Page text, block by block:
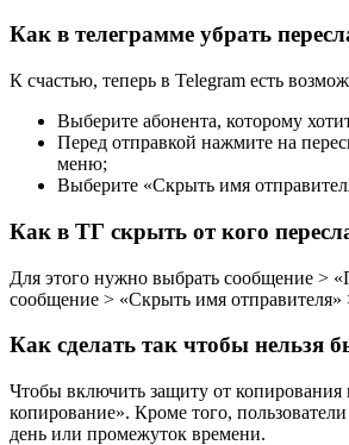
Как в телеграмме убрать
К счастью, теперь в Telegram есть
Выберите абонента, которому
Перед отправкой нажмите на
меню;
Выберите «Скрыть имя
Как в ТГ скрыть от кого
Для этого нужно выбрать сообщение >
сообщение > «Скрыть имя
Как сделать так чтобы нельзя
Чтобы включить защиту от
копирование». Кроме того,
день или промежуток времени.